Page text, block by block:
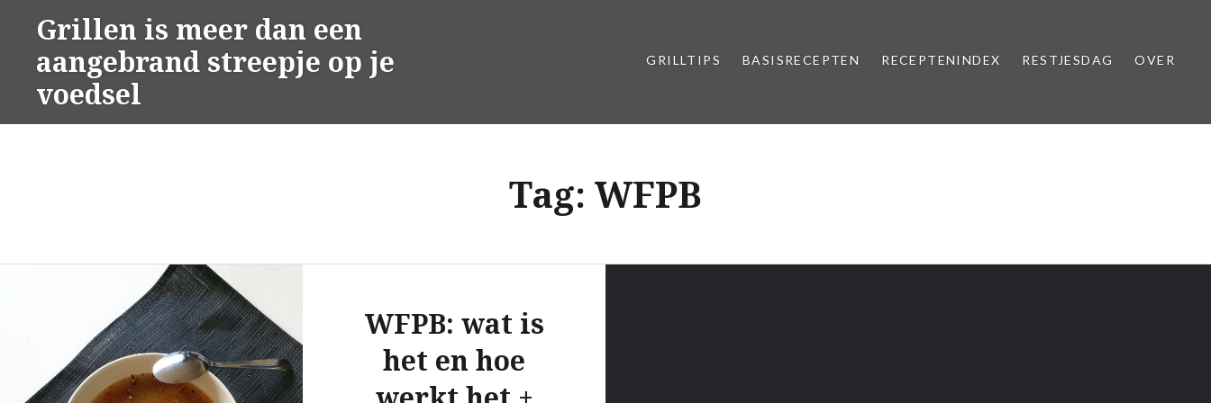
inhoud
Grillen is meer dan een
aangebrand streepje op je
voedsel
GRILLTIPS BASISRECEPTEN RECEPTENINDEX RESTJESDAG OVER
Tag: WFPB
WFPB: wat is
het en hoe